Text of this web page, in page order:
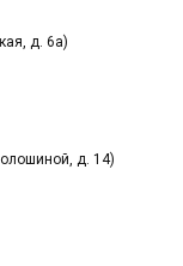
д. 6а)
д. 14)